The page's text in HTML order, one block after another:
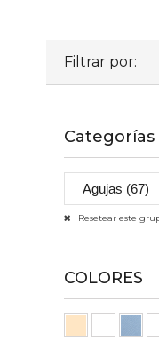
Filtrar por:
Categorías
Resetear este
COLORES